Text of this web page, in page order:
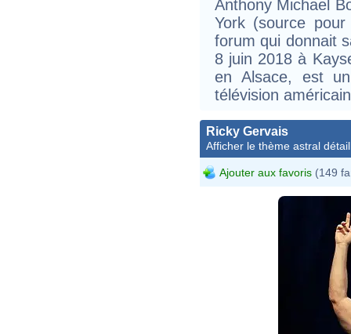
Anthony Michael
York (source
forum qui donnait
8 juin 2018 à
en Alsace, est
télévision
Ricky Gervais
Afficher le thème astral
Ajouter aux favoris (149